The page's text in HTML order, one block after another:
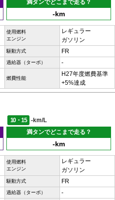
満タンでどこまで走る？
-km
使用燃料
エンジン
レギュラー
ガソリン
駆動方式 FR
過給器（ターボ） -
燃費性能
H27年度燃費基準
+5%達成
10・15
-km/L
満タンでどこまで走る？
-km
使用燃料
エンジン
レギュラー
ガソリン
駆動方式 FR
過給器（ターボ） -